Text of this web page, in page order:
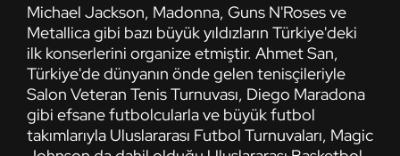
Michael Jackson, Madonna, Guns N'Roses ve
Metallica gibi bazı büyük yıldızların Türkiye'deki
ilk konserlerini organize etmiştir. Ahmet San,
Türkiye'de dünyanın önde gelen tenisçileriyle
Salon Veteran Tenis Turnuvası, Diego Maradona
gibi efsane futbolcularla ve büyük futbol
takımlarıyla Uluslararası Futbol Turnuvaları, Magic